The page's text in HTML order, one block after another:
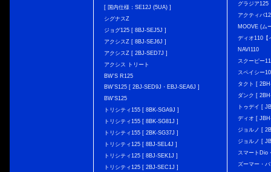
[ 国内仕様：SE12J (5UA) ]
シグナスZ
ジョグ125 [ 8BJ-SEJ5J ]
アクシスZ [ 8BJ-SEJ6J ]
アクシスZ [ 2BJ-SED7J ]
アクシス トリート
BW'S R125
BW’S125 [ 2BJ-SED9J・EBJ-SEA6J ]
BW'S125
トリシティ155 [ 8BK-SGA9J ]
トリシティ155 [ 8BK-SG81J ]
トリシティ155 [ 2BK-SG37J ]
トリシティ125 [ 8BJ-SEL4J ]
トリシティ125 [ 8BJ-SEK1J ]
トリシティ125 [ 2BJ-SEC1J ]
グラジア125
アクティバ
MOOVE (ム
ディオ110【
NAVI110
スクーピー
スペイシー
タクト [
ダンク [
トゥデイ [
ディオ [
ジョルノ [
ジョルノ [
スマートDio
ズーマー・